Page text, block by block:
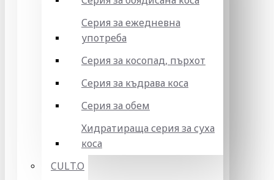
Серия за ежедневна
употреба
Серия за косопад, пърхот
Серия за къдрава коса
Серия за обем
Хидратираща серия за суха
коса
CULT.O